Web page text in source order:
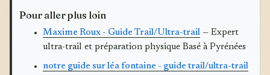
Pour aller plus loin
Maxime Roux - Guide Trail/Ultra-trail — Expert
ultra-trail et préparation physique Basé à Pyrénées
notre guide sur léa fontaine - guide trail/ultra-trail